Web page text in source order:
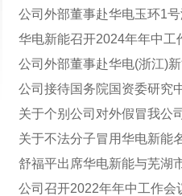
公司外部董事赴华电玉环1
华电新能召开2024年年中工
公司外部董事赴华电(浙江)
公司接待国务院国资委研究
关于个别公司对外假冒我公
关于不法分子冒用华电新能
舒福平出席华电新能与芜湖
公司召开2022年年中工作会